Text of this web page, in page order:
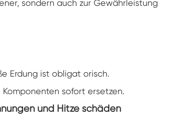
kammer
Stress Kammer
sondern auch zur Gewährleistung
Erdung ist obligat orisch.
sofort ersetzen.
und Hitze schäden